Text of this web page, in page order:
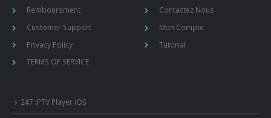
Remboursment
Customer Support
Privacy Policy
TERMS OF SERVICE
Contactez Nous
Mon Compte
Tutorial
247 IPTV Player iOS